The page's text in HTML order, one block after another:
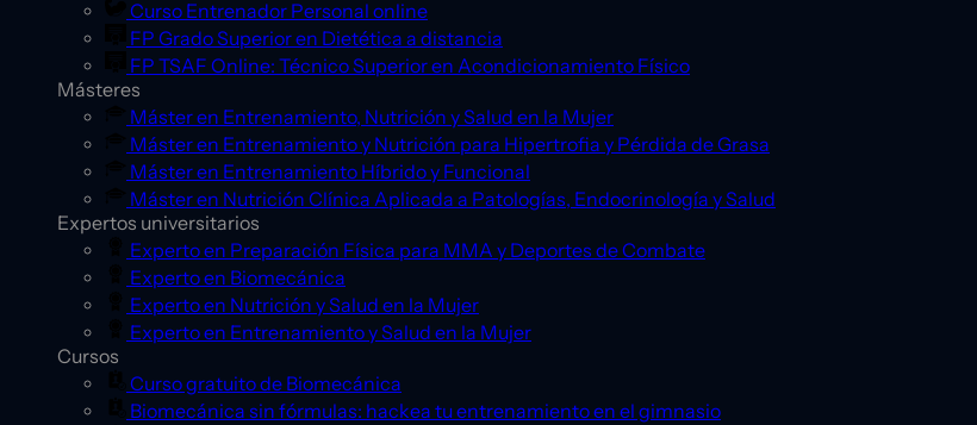
Curso Entrenador Personal online
FP Grado Superior en Dietética a distancia
FP TSAF Online: Técnico Superior en Acondicionamiento Físico
Másteres
Máster en Entrenamiento, Nutrición y Salud en la Mujer
Máster en Entrenamiento y Nutrición para Hipertrofia y Pérdida de Grasa
Máster en Entrenamiento Híbrido y Funcional
Máster en Nutrición Clínica Aplicada a Patologías, Endocrinología y Salud
Expertos universitarios
Experto en Preparación Física para MMA y Deportes de Combate
Experto en Biomecánica
Experto en Nutrición y Salud en la Mujer
Experto en Entrenamiento y Salud en la Mujer
Cursos
Curso gratuito de Biomecánica
Biomecánica sin fórmulas: hackea tu entrenamiento en el gimnasio